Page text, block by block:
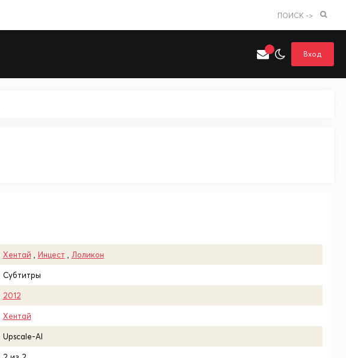
ПОИСК ->
Вход
Хентай Инцест Лоликон
Субтитры
2012
Хентай
Upscale-AI